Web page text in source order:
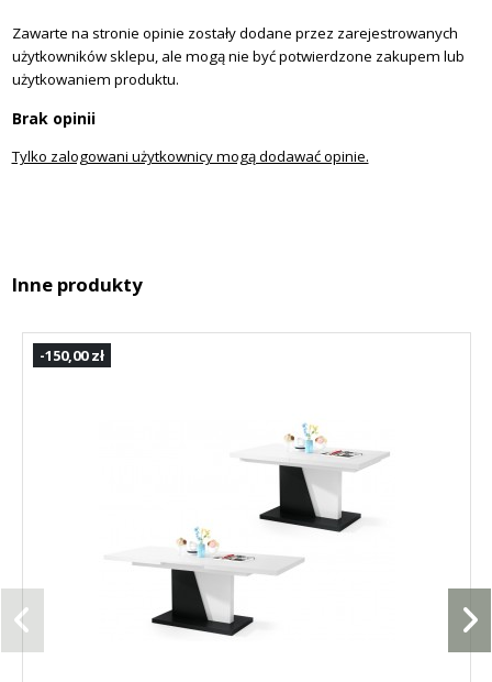
Zawarte na stronie opinie zostały dodane przez zarejestrowanych
użytkowników sklepu, ale mogą nie być potwierdzone zakupem lub
użytkowaniem produktu.
Brak opinii
Tylko zalogowani użytkownicy mogą dodawać opinie.
Inne produkty
-150,00 zł